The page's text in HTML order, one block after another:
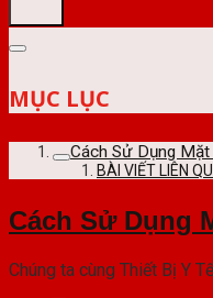
MỤC LỤC
Cách Sử Dụng Mặt
BÀI VIẾT LIÊN
Cách Sử Dụng
Chúng ta cùng Thiết Bị Y